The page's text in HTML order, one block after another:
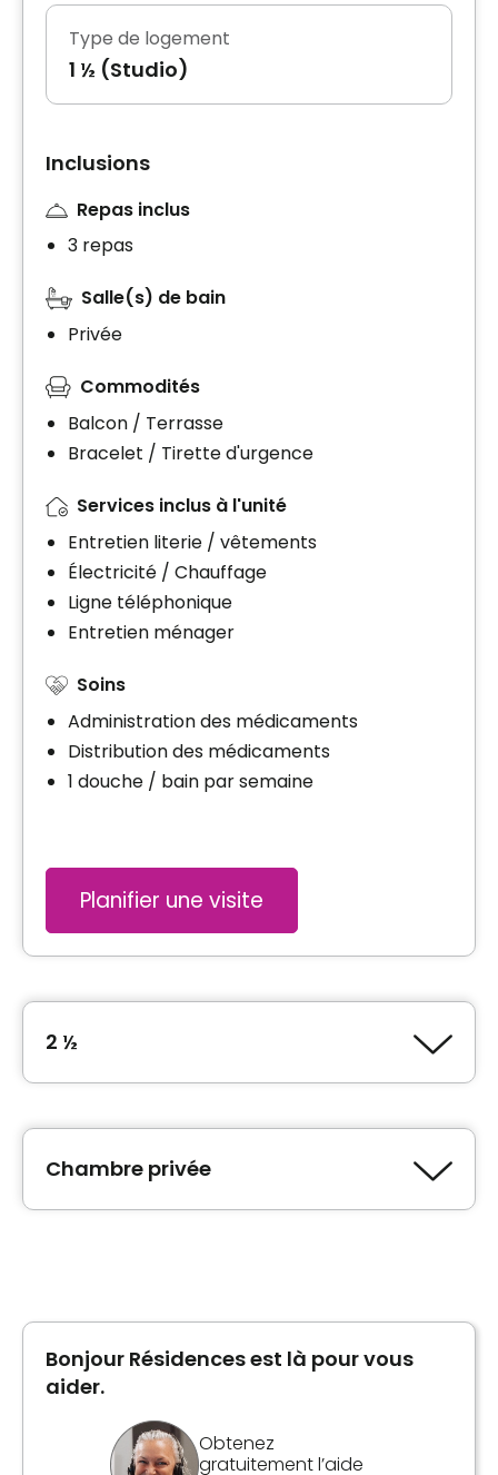
Type de logement
1 ½ (Studio)
Inclusions
Repas inclus
3 repas
Salle(s) de bain
Privée
Commodités
Balcon / Terrasse
Bracelet / Tirette d'urgence
Services inclus à l'unité
Entretien literie / vêtements
Électricité / Chauffage
Ligne téléphonique
Entretien ménager
Soins
Administration des médicaments
Distribution des médicaments
1 douche / bain par semaine
Planifier une visite
2 ½
Chambre privée
Planifier une visite
Bonjour Résidences est là pour vous
aider.
Obtenez
gratuitement l’aide